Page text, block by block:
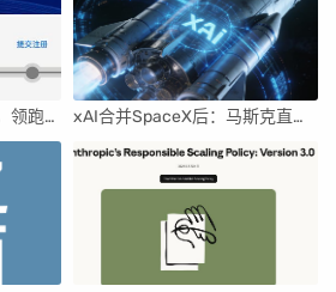
鑫华科技科创板IPO获批，领跑国内半导体材料市场 xAI合并SpaceX后：马斯克直接介入，团队压力激增